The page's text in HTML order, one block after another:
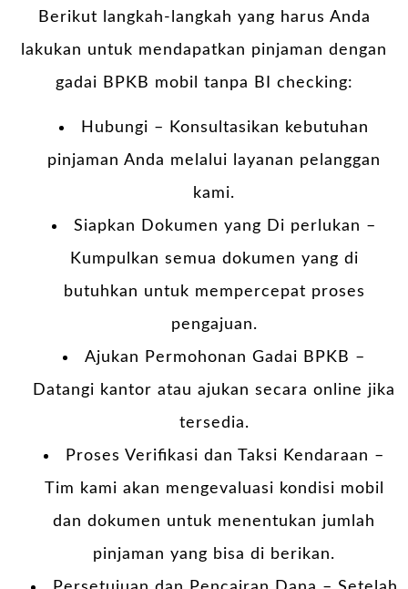
Berikut langkah-langkah yang harus Anda
lakukan untuk mendapatkan pinjaman dengan
gadai BPKB mobil tanpa BI checking:
Hubungi – Konsultasikan kebutuhan
pinjaman Anda melalui layanan pelanggan
kami.
Siapkan Dokumen yang Di perlukan –
Kumpulkan semua dokumen yang di
butuhkan untuk mempercepat proses
pengajuan.
Ajukan Permohonan Gadai BPKB –
Datangi kantor atau ajukan secara online jika
tersedia.
Proses Verifikasi dan Taksi Kendaraan –
Tim kami akan mengevaluasi kondisi mobil
dan dokumen untuk menentukan jumlah
pinjaman yang bisa di berikan.